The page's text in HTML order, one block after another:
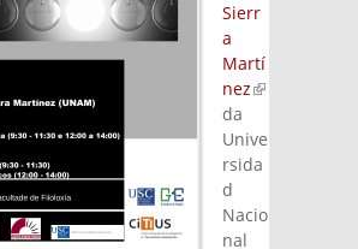
Sierr
a
Martí
nez(link is
da
Unive
rsida
d
Nacio
nal